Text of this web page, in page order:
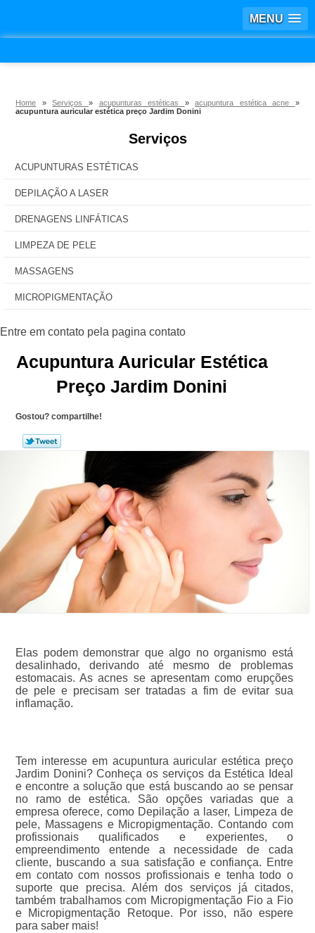
MENU
Home »Serviços » acupunturas estéticas »acupuntura estética acne »
acupuntura auricular estética preço Jardim Donini
Serviços
ACUPUNTURAS ESTÉTICAS
DEPILAÇÃO A LASER
DRENAGENS LINFÁTICAS
LIMPEZA DE PELE
MASSAGENS
MICROPIGMENTAÇÃO
Acupuntura Auricular Estética
Preço Jardim Donini
Gostou? compartilhe!
Elas podem demonstrar que algo no organismo está
desalinhado, derivando até mesmo de problemas
estomacais. As acnes se apresentam como erupções
de pele e precisam ser tratadas a fim de evitar sua
inflamação.
Tem interesse em acupuntura auricular estética preço
Jardim Donini? Conheça os serviços da Estética Ideal
e encontre a solução que está buscando ao se pensar
no ramo de estética. São opções variadas que a
empresa oferece, como Depilação a laser, Limpeza de
pele, Massagens e Micropigmentação. Contando com
profissionais qualificados e experientes, o
empreendimento entende a necessidade de cada
cliente, buscando a sua satisfação e confiança. Entre
em contato com nossos profissionais e tenha todo o
suporte que precisa. Além dos serviços já citados,
também trabalhamos com Micropigmentação Fio a Fio
e Micropigmentação Retoque. Por isso, não espere
para saber mais!